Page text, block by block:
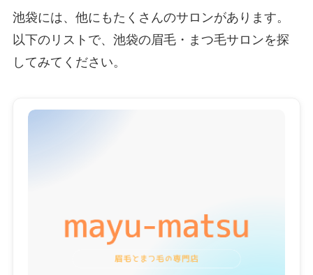
池袋には、他にもたくさんのサロンがあります。
以下のリストで、池袋の眉毛・まつ毛サロンを探
してみてください。